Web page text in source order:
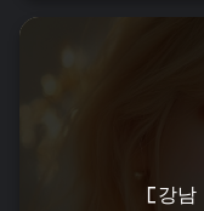
[강